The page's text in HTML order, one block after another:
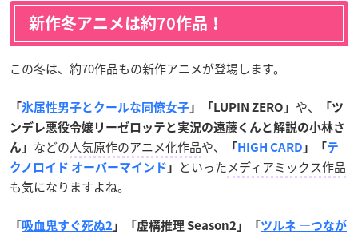
新作冬アニメは約70作品！
この冬は、約70作品もの新作アニメが登場します。
「氷属性男子とクールな同僚女子 」「LUPIN ZERO」 や、
「ツ
ンデレ悪役令嬢リーゼロッテと実況の遠藤くんと解説の小林さ
ん」 などの人気原作のアニメ化作品や、 「HIGH CARD 」「テ
クノロイド オーバーマインド 」 といったメディアミックス作品
も気になりますよね。
「吸血鬼すぐ死ぬ2 」「虚構推理 Season2」「ツルネ ―つなが